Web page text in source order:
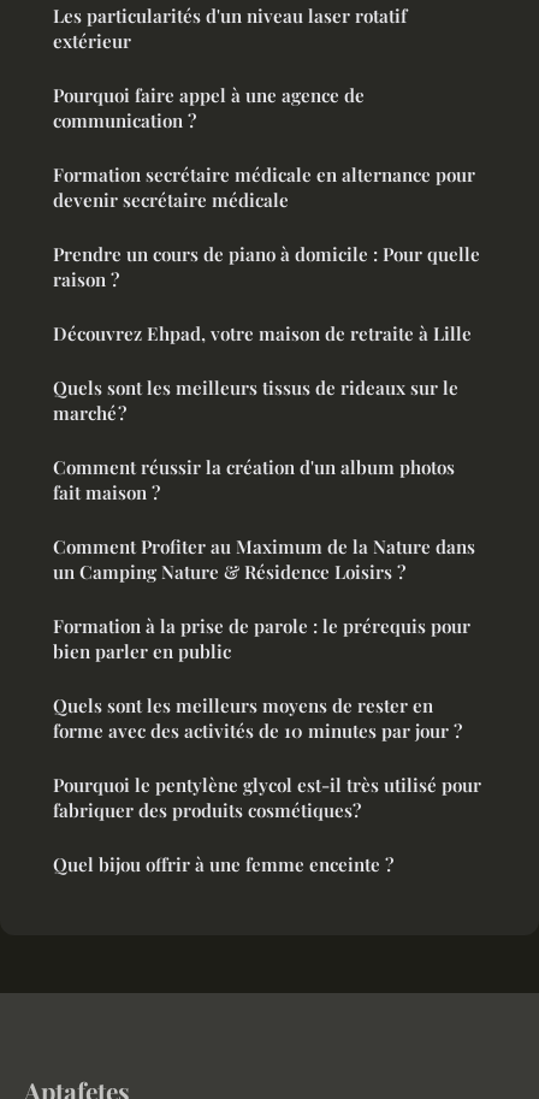
Les particularités d'un niveau laser rotatif
extérieur
Pourquoi faire appel à une agence de
communication ?
Formation secrétaire médicale en alternance pour
devenir secrétaire médicale
Prendre un cours de piano à domicile : Pour quelle
raison ?
Découvrez Ehpad, votre maison de retraite à Lille
Quels sont les meilleurs tissus de rideaux sur le
marché ?
Comment réussir la création d'un album photos
fait maison ?
Comment Profiter au Maximum de la Nature dans
un Camping Nature & Résidence Loisirs ?
Formation à la prise de parole : le prérequis pour
bien parler en public
Quels sont les meilleurs moyens de rester en
forme avec des activités de 10 minutes par jour ?
Pourquoi le pentylène glycol est-il très utilisé pour
fabriquer des produits cosmétiques?
Quel bijou offrir à une femme enceinte ?
Aptafetes